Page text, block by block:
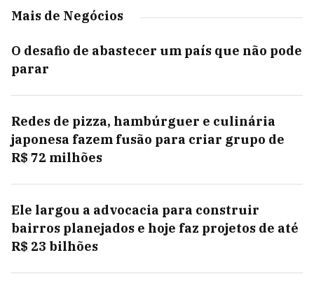
Mais de Negócios
O desafio de abastecer um país que não pode
parar
Redes de pizza, hambúrguer e culinária
japonesa fazem fusão para criar grupo de
R$ 72 milhões
Ele largou a advocacia para construir
bairros planejados e hoje faz projetos de até
R$ 23 bilhões